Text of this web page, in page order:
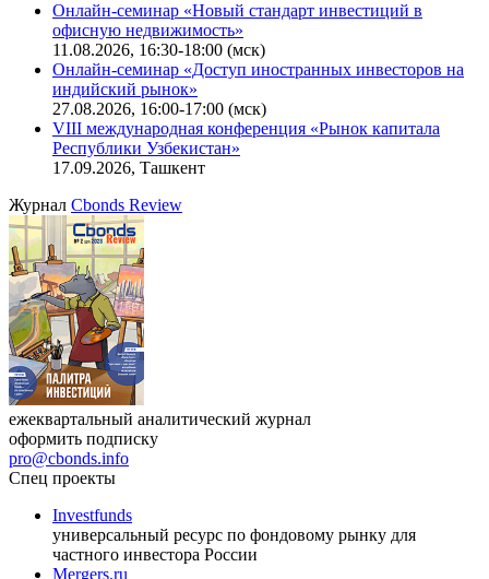
Поиск котировок облигаций
Ближайшие конференцииCbonds Congress
Онлайн-семинар «Новый стандарт инвестиций в
офисную недвижимость»
11.08.2026, 16:30-18:00 (мск)
Онлайн-семинар «Доступ иностранных инвесторов на
индийский рынок»
VIII международная конференция «Рынок капитала
Республики Узбекистан»
17.09.2026, Ташкент
ЖурналCbonds Review
оформить подписку
pro@cbonds.info
Спец проекты